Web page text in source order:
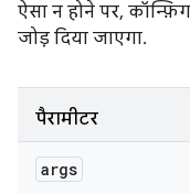
ऐसा न होने पर,
जोड़ दिया जाएगा.
पैरामीटर
args